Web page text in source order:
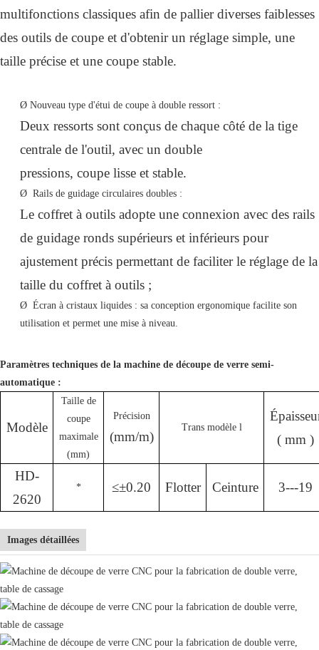
multifonctions classiques afin de pallier diverses faiblesses
des outils de coupe et d'obtenir un réglage simple, une
taille précise et une coupe stable.
Ø Nouveau type d'étui de coupe à double ressort :
Deux ressorts sont conçus de chaque côté de la tige
centrale de l'outil, avec un double
pressions, coupe lisse et stable.
Ø Rails de guidage circulaires doubles :
Le coffret à outils adopte une connexion avec des rails
de guidage ronds supérieurs et inférieurs pour
ajustement précis permettant de faciliter le réglage de la
taille du coffret à outils ;
Ø Écran à cristaux liquides : sa conception ergonomique facilite son
utilisation et permet une mise à niveau.
Paramètres techniques de la machine de découpe de verre semi-
automatique :
Modèle
Taille de
coupe
maximale
(mm)
Précision
(mm/m)
Trans modèle l
( mm )
HD-
2620
* ≤±0.20 Flotter Ceinture 3---19
Images détaillées